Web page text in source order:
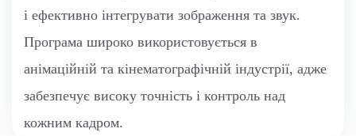
і ефективно інтегрувати зображення та звук.
Програма широко використовується в
анімаційній та кінематографічній індустрії, адже
забезпечує високу точність і контроль над
кожним кадром.